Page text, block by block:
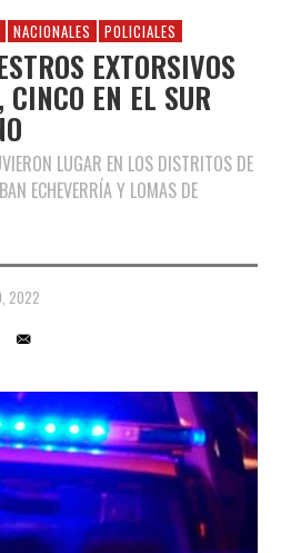
NACIONALES POLICIALES
EXTORSIVOS
EN EL SUR
LUGAR EN LOS DISTRITOS DE
ECHEVERRÍA Y LOMAS DE
2022